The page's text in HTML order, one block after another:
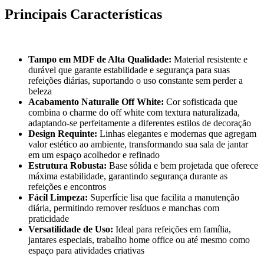
Principais Características
Tampo em MDF de Alta Qualidade: Material resistente e
durável que garante estabilidade e segurança para suas
refeições diárias, suportando o uso constante sem perder a
beleza
Acabamento Naturalle Off White: Cor sofisticada que
combina o charme do off white com textura naturalizada,
adaptando-se perfeitamente a diferentes estilos de decoração
Design Requinte: Linhas elegantes e modernas que agregam
valor estético ao ambiente, transformando sua sala de jantar
em um espaço acolhedor e refinado
Estrutura Robusta: Base sólida e bem projetada que oferece
máxima estabilidade, garantindo segurança durante as
refeições e encontros
Fácil Limpeza: Superfície lisa que facilita a manutenção
diária, permitindo remover resíduos e manchas com
praticidade
Versatilidade de Uso: Ideal para refeições em família,
jantares especiais, trabalho home office ou até mesmo como
espaço para atividades criativas